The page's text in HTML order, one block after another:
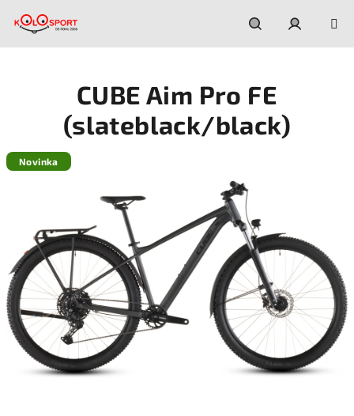
Hľadať
CUBE Aim Pro FE
(slateblack/black)
Novinka